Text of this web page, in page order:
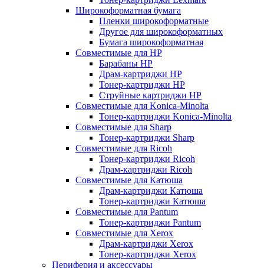
Широкоформатная бумага
Пленки широкоформатные
Другое для широкоформатных
Бумага широкоформатная
Совместимые для HP
Барабаны HP
Драм-картриджи HP
Тонер-картриджи HP
Струйные картриджи HP
Совместимые для Konica-Minolta
Тонер-картриджи Konica-Minolta
Совместимые для Sharp
Тонер-картриджи Sharp
Совместимые для Ricoh
Тонер-картриджи Ricoh
Драм-картриджи Ricoh
Совместимые для Катюша
Драм-картриджи Катюша
Тонер-картриджи Катюша
Совместимые для Pantum
Тонер-картриджи Pantum
Совместимые для Xerox
Драм-картриджи Xerox
Тонер-картриджи Xerox
Периферия и аксессуары